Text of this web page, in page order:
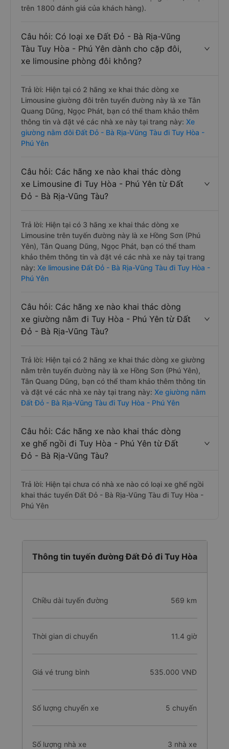
trên 1800 đánh giá của khách hàng).
Câu hỏi: Có loại xe Đất Đỏ - Bà Rịa-Vũng
Tàu Tuy Hòa - Phú Yên dành cho cặp đôi,
xe limousine phòng đôi không?
Trả lời: Hiện tại có 2 hãng xe khai thác dòng xe
Limousine giường đôi trên tuyến đường này là xe Tân
Quang Dũng, Ngọc Phát, bạn có thể tham khảo thêm
thông tin và đặt vé các nhà xe này tại trang này: Xe
giường nằm đôi Đất Đỏ - Bà Rịa-Vũng Tàu đi Tuy Hòa -
Phú Yên
Câu hỏi: Các hãng xe nào khai thác dòng
xe Limousine đi Tuy Hòa - Phú Yên từ Đất
Đỏ - Bà Rịa-Vũng Tàu?
Trả lời: Hiện tại có 3 hãng xe khai thác dòng xe
Limousine trên tuyến đường này là xe Hồng Sơn (Phú
Yên), Tân Quang Dũng, Ngọc Phát, bạn có thể tham
khảo thêm thông tin và đặt vé các nhà xe này tại trang
này: Xe limousine Đất Đỏ - Bà Rịa-Vũng Tàu đi Tuy Hòa -
Phú Yên
Câu hỏi: Các hãng xe nào khai thác dòng
xe giường nằm đi Tuy Hòa - Phú Yên từ Đất
Đỏ - Bà Rịa-Vũng Tàu?
Trả lời: Hiện tại có 2 hãng xe khai thác dòng xe giường
nằm trên tuyến đường này là xe Hồng Sơn (Phú Yên),
Tân Quang Dũng, bạn có thể tham khảo thêm thông tin
và đặt vé các nhà xe này tại trang này: Xe giường nằm
Đất Đỏ - Bà Rịa-Vũng Tàu đi Tuy Hòa - Phú Yên
Câu hỏi: Các hãng xe nào khai thác dòng
xe ghế ngồi đi Tuy Hòa - Phú Yên từ Đất
Đỏ - Bà Rịa-Vũng Tàu?
Trả lời: Hiện tại chưa có nhà xe nào có loại xe ghế ngồi
khai thác tuyến Đất Đỏ - Bà Rịa-Vũng Tàu đi Tuy Hòa -
Phú Yên
Thông tin tuyến đường Đất Đỏ đi Tuy Hòa
Chiều dài tuyến đường 569 km
Thời gian di chuyển 11.4 giờ
Giá vé trung bình 535.000 VNĐ
Số lượng chuyến xe 5 chuyến
Số lượng nhà xe 3 nhà xe